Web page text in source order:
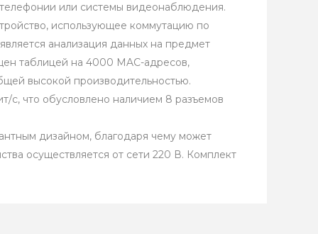
или системы видеонаблюдения.
использующее коммутацию по
анализация данных на предмет
таблицей на 4000 MAC-адресов,
высокой производительностью.
с, что обусловлено наличием 8 разъемов
дизайном, благодаря чему может
осуществляется от сети 220 В. Комплект